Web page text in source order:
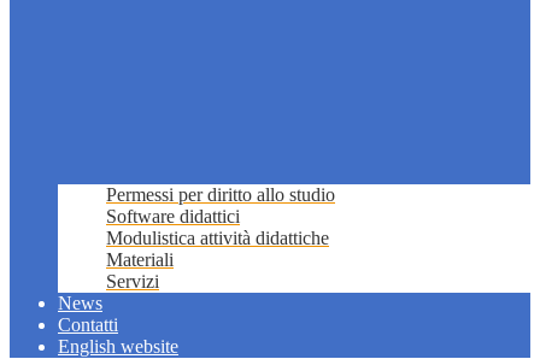
Permessi per diritto allo studio
Software didattici
Modulistica attività didattiche
Materiali
Servizi
News
Contatti
English website